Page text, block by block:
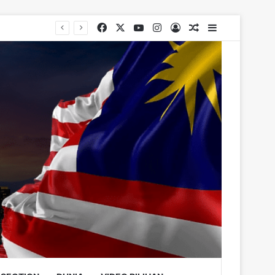
Facebook YouTubeInstagram
Log InRandom Article